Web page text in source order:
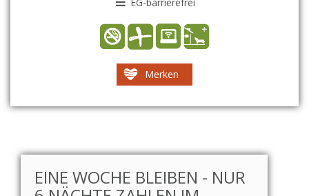
Merken
EINE WOCHE BLEIBEN - NUR